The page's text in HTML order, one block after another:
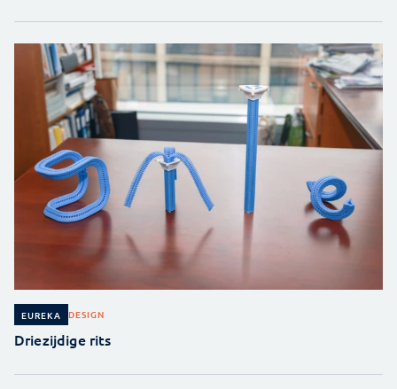
EUREKA DESIGN
Driezijdige rits